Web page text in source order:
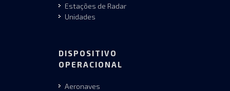
Estações de Radar
Unidades
DISPOSITIVO
OPERACIONAL
Aeronaves